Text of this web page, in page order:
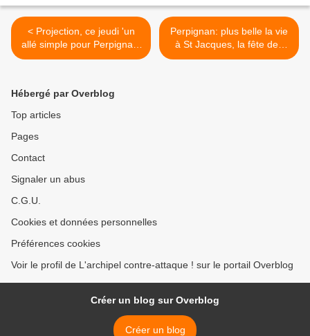
< Projection, ce jeudi 'un
allé simple pour Perpignan'
documentaire de Bertrand
Nicolas Caudeville
Perpignan: plus belle la vie
à St Jacques, la fête des
voisins entre gitans et
Hébergé par Overblog
Top articles
Pages
Contact
Signaler un abus
C.G.U.
Cookies et données personnelles
Préférences cookies
Voir le profil de L'archipel contre-attaque ! sur le portail Overblog
Créer un blog sur Overblog
Créer un blog